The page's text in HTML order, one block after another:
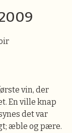
vin, der
En ville knap
det var
æble og pære.